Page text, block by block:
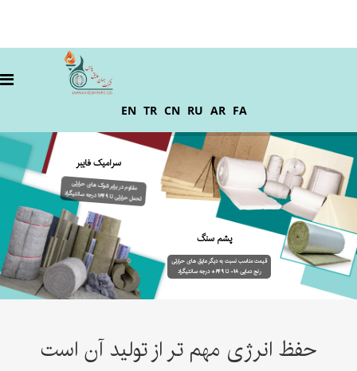
FA
AR
RU
CN
TR
EN
قیمت مناسب نسبت به دیگر عایق های حرارتی
رنج دمایی 18- تا 649+ درجه سانتیگراد
مقاوم در برابر شوک های حرارتی
تحمل حرارتی تا 1649 درجه سانتیگراد
سرامیک فایبر
پشم سنگ
حفظ انرژی مهم تر از تولید آن است